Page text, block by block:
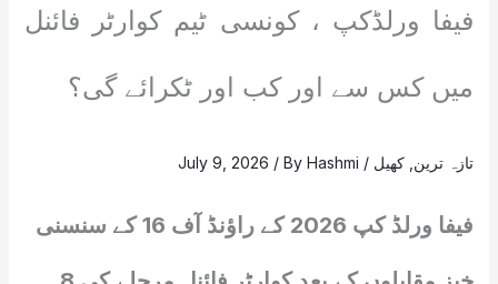
فیفا ورلڈکپ ، کونسی ٹیم کوارٹر فائنل
میں کس سے اور کب اور ٹکرائے گی؟
تازہ ترین کھیل /
July 9, 2026 / ByHashmi
فیفا ورلڈ کپ 2026 کے راؤنڈ آف 16 کے سنسنی